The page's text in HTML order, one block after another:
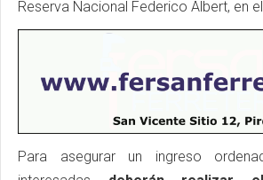
Reserva Nacional Federico Albert, en el
Para asegurar un ingreso